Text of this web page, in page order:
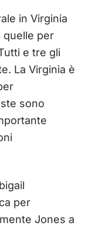
in Virginia
quelle per
e tre gli
La Virginia è
sono
per
Jones a